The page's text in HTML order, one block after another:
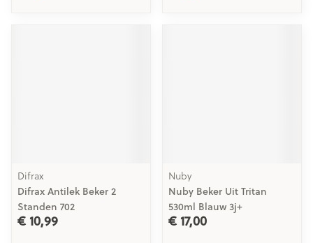
Difrax
Difrax Antilek Beker 2
Standen 702
€ 10,99
Nuby
Nuby Beker Uit Tritan
530ml Blauw 3j+
€ 17,00